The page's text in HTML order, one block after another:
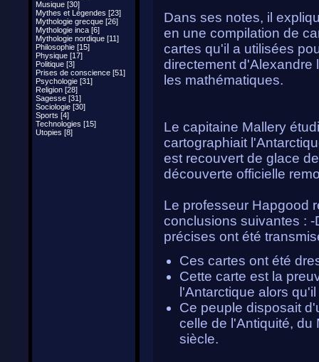
Musique [30]
Mythes et Légendes [23]
Mythologie grecque [26]
Mythologie inca [6]
Mythologie nordique [11]
Philosophie [15]
Physique [17]
Politique [3]
Prises de conscience [51]
Psychologie [31]
Religion [28]
Sagesse [31]
Sociologie [30]
Sports [4]
Technologies [15]
Utopies [8]
Dans ses notes, il
en une compilation de
cartes qu'il a utilisées
directement d'Alexandre
les mathématiques.
Le capitaine Mallery
cartographiait
est recouvert de glace
découverte officielle
Le professeur Hapgood
conclusions suivantes :
précises ont été
Ces cartes ont été
Cette carte est la
l'Antarctique alors
Ce peuple disposait
celle de l'Antiquité, du
siècle.